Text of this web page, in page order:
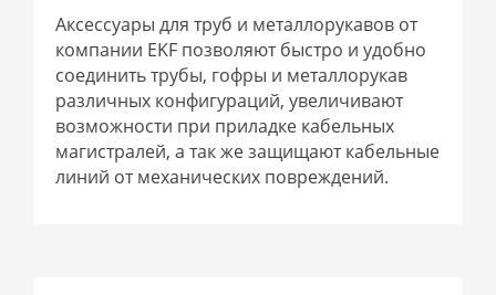
Аксессуары для труб и металлорукавов от
компании EKF позволяют быстро и удобно
соединить трубы, гофры и металлорукав
различных конфигураций, увеличивают
возможности при приладке кабельных
магистралей, а так же защищают кабельные
линий от механических повреждений.